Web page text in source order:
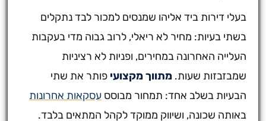
בעלי דירות ביד אליהו שמנסים למכור לבד נתקלים
בשתי בעיות: מחיר לא ריאלי, לרוב גבוה מדי בעקבות
העלייה האחרונה במחירים, ופניות לא רציניות
שמבזבזות שעות.מתווך מקצועיפותר את שתי
הבעיות בשלב אחד: תמחור מבוססעסקאות אחרונות
באותה שכונה, ושיווק ממוקד לקהל המתאים בלבד.